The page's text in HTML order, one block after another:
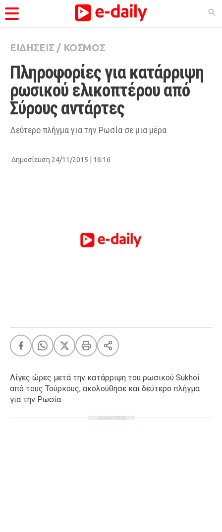
ΚΑΤΗΓΟΡΊΕΣ
Ειδήσεις
Θέματα
Videos
Podcasts
Life
A-List LGBTQI+
LIFE
ΕΙΔΗΣΕΙΣ / ΚΟΣΜΟΣ
Πληροφορίες για κατάρριψη
ρωσικού ελικοπτέρου από
Σύρους αντάρτες
Δεύτερο πλήγμα για την Ρωσία σε μια μέρα
Δημοσίευση 24/11/2015 | 16:16
Λίγες ώρες μετά την κατάρριψη του ρωσικού Sukhoi
από τους Τούρκους, ακολούθησε και δεύτερο πλήγμα
για την Ρωσία.
ΔΙΑΦΗΜΙΣΗ